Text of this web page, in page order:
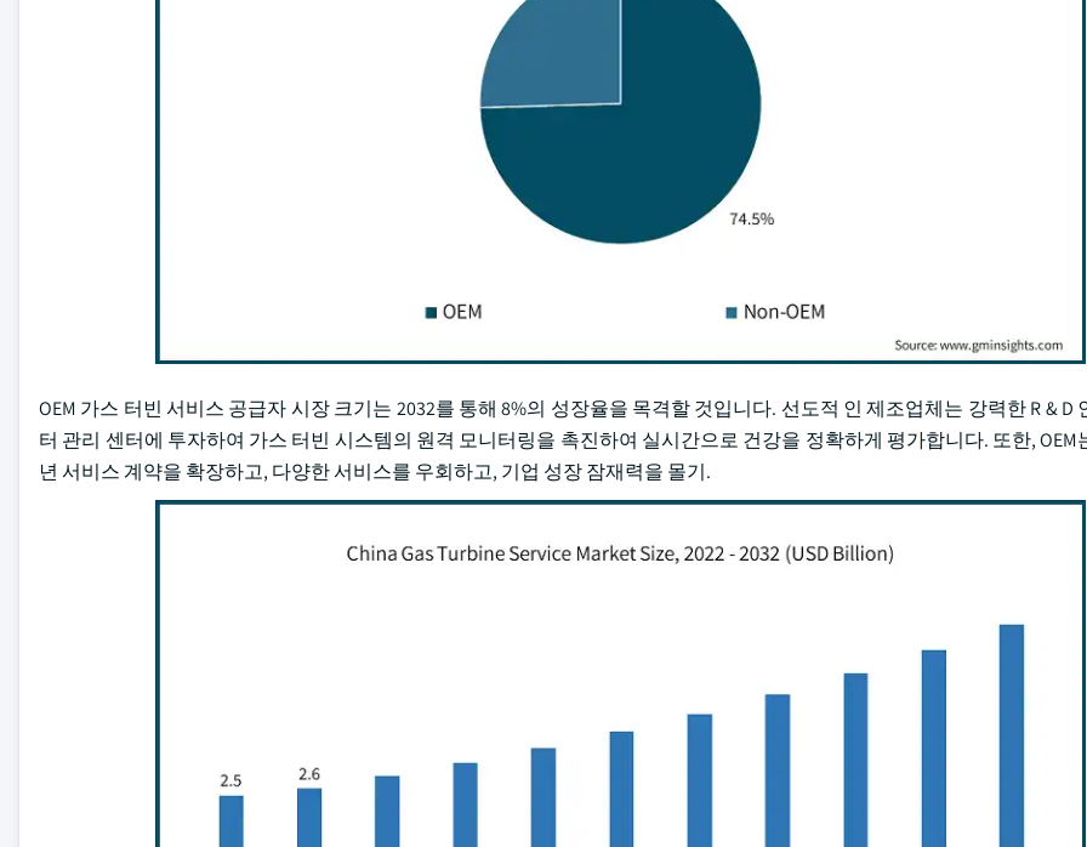
OEM 가스 터빈 서비스 공급자 시장 크기는 2032를 통해 8%의 성장율을 목격할 것입니다. 선도적 인 제조업체는 강력한 R & D
터 관리 센터에 투자하여 가스 터빈 시스템의 원격 모니터링을 촉진하여 실시간으로 건강을 정확하게 평가합니다. 또한, OEM
년 서비스 계약을 확장하고, 다양한 서비스를 우회하고, 기업 성장 잠재력을 몰기.